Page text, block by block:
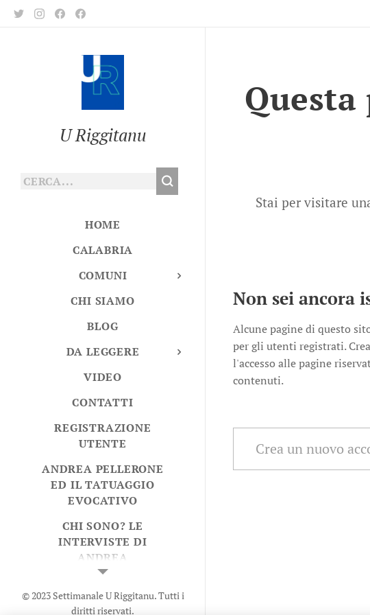
U Riggitanu
HOME
CALABRIA
COMUNI
CHI SIAMO
BLOG
DA LEGGERE
VIDEO
CONTATTI
REGISTRAZIONE
UTENTE
ANDREA PELLERONE
ED IL TATUAGGIO
EVOCATIVO
CHI SONO? LE
INTERVISTE DI
ANDREA
Stai per visitare
Non sei ancora
Alcune pagine di questo
per gli utenti registrati.
l'accesso alle pagine
contenuti.
Crea un nuovo
© 2023 Settimanale U Riggitanu. Tutti i
diritti riservati.